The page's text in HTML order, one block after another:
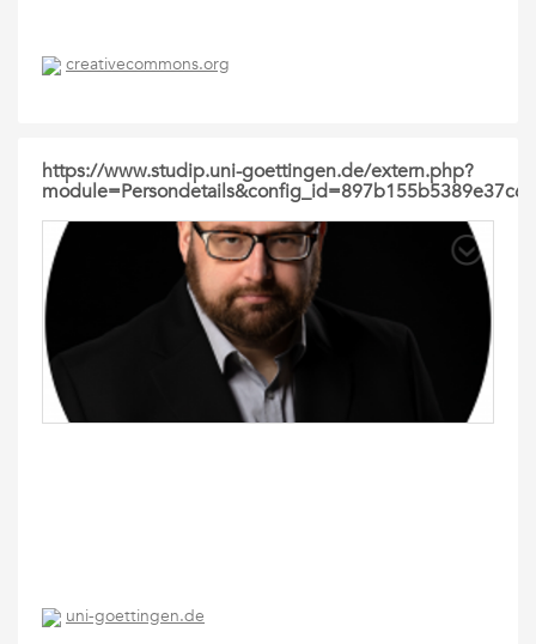
creativecommons.org
https://www.studip.uni-goettingen.de/extern.php?
uni-goettingen.de